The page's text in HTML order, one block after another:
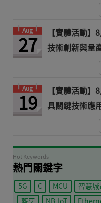
Aug
27
【實體活動
技術創新與量
Aug
19
【實體活動
具關鍵技術應
Hot Keywords
熱門關鍵字
5G C MCU 智慧
藍牙
NB-IoT